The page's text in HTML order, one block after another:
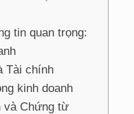
tin quan trọng:
Tài chính
kinh doanh
và Chứng từ